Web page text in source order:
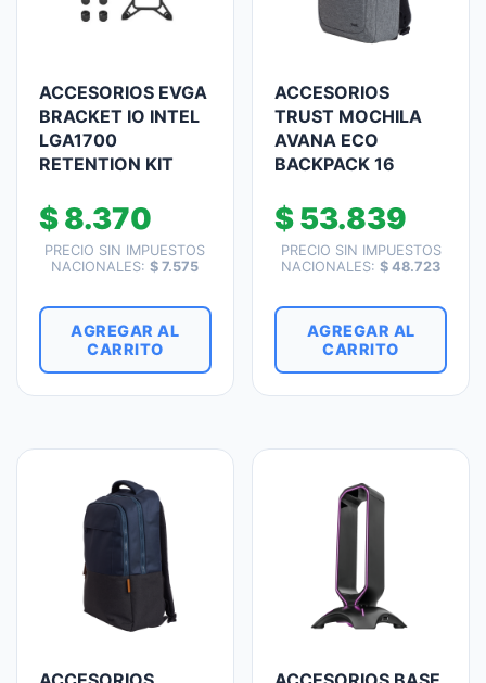
ACCESORIOS EVGA
BRACKET IO INTEL
LGA1700
RETENTION KIT
$8.370
PRECIO SIN IMPUESTOS
NACIONALES:$ 7.575
AGREGAR AL
CARRITO
ACCESORIOS
TRUST MOCHILA
AVANA ECO
BACKPACK 16
$53.839
PRECIO SIN IMPUESTOS
NACIONALES:$ 48.723
AGREGAR AL
CARRITO